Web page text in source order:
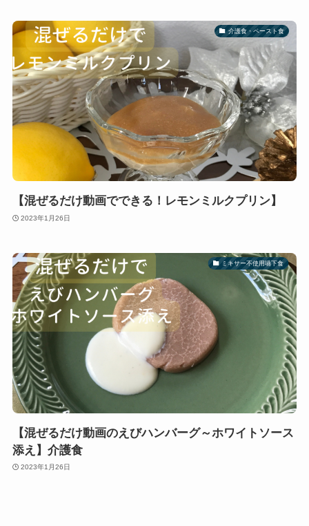
介護食・ペースト食
【混ぜるだけ動画でできる！レモンミルクプリン】
2023年1月26日
ミキサー不使用嚥下食
【混ぜるだけ動画のえびハンバーグ～ホワイトソース
添え】介護食
2023年1月26日